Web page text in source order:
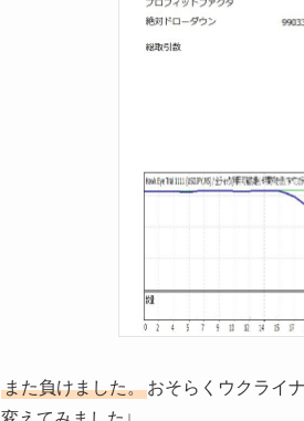
また負けました。おそらくウクライ